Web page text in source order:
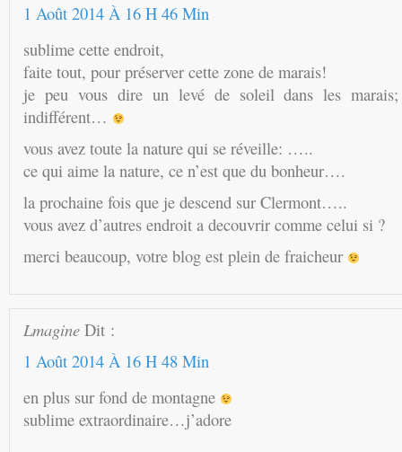
1 Août 2014 À 16 H 46 Min
sublime cette endroit,
faite tout, pour préserver cette zone de marais!
je peu vous dire un levé de soleil dans les
indifférent…
vous avez toute la nature qui se réveille: …..
ce qui aime la nature, ce n’est que du bonheur….
la prochaine fois que je descend sur Clermont…..
vous avez d’autres endroit a decouvrir comme celui si ?
merci beaucoup, votre blog est plein de fraicheur
Lmagine Dit :
1 Août 2014 À 16 H 48 Min
en plus sur fond de montagne
sublime extraordinaire…j’adore